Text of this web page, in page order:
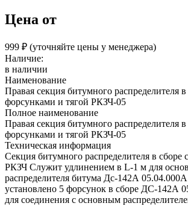
Цена от
999 ₽︁ (уточняйте цены у менеджера)
Наличие:
в наличии
Наименование
Правая секция битумного распределителя в
форсунками и тягой РКЗЧ-05
Полное наименование
Правая секция битумного распределителя в
форсунками и тягой РКЗЧ-05
Техническая информация
Секция битумного распределителя в сборе
РКЗЧ Служит удлинением в L-1 м для
распределителя битума Дс-142А
установлено 5 форсунок в сборе ДС-142А
для соединения с основным